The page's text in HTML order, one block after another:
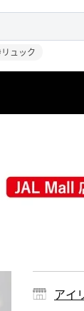
ュック
アイ